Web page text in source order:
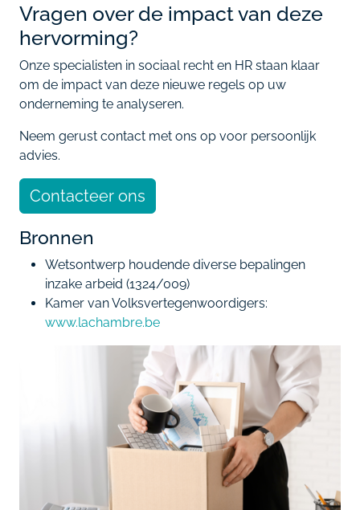
Vragen over de impact van deze
hervorming?
Onze specialisten in sociaal recht en HR staan klaar
om de impact van deze nieuwe regels op uw
onderneming te analyseren.
Neem gerust contact met ons op voor persoonlijk
advies.
Contacteer ons
Bronnen
Wetsontwerp houdende diverse bepalingen
inzake arbeid (1324/009)
Kamer van Volksvertegenwoordigers:
www.lachambre.be